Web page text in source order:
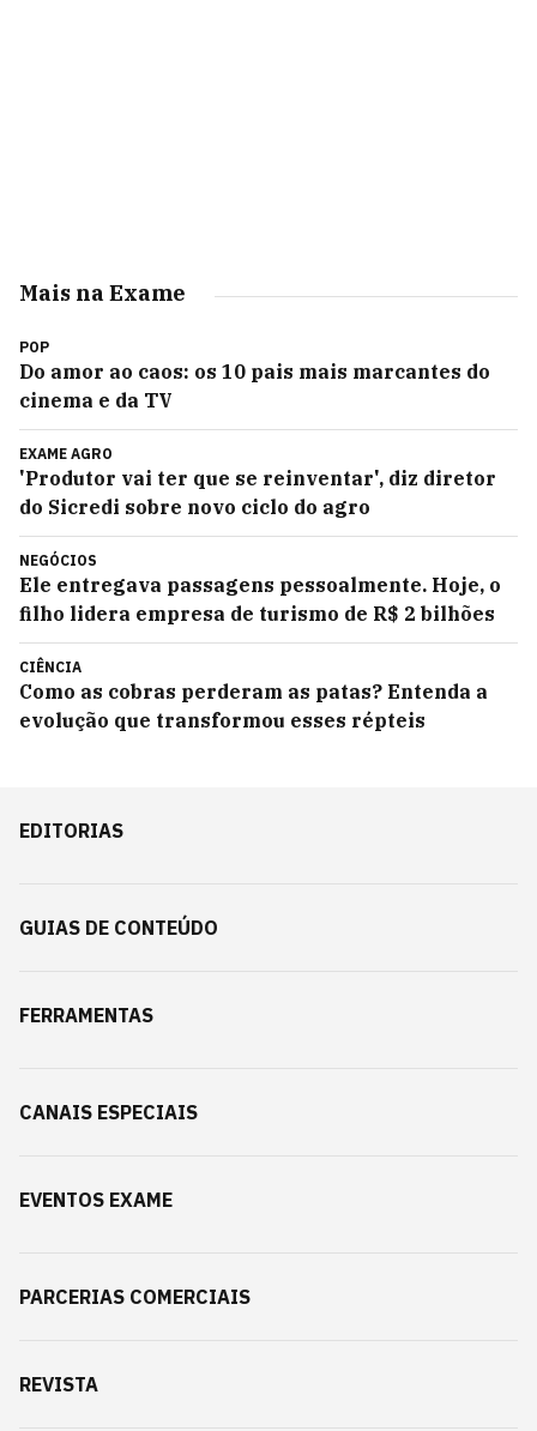
Mais na Exame
POP
Do amor ao caos: os 10 pais mais marcantes do
cinema e da TV
EXAME AGRO
'Produtor vai ter que se reinventar', diz diretor
do Sicredi sobre novo ciclo do agro
NEGÓCIOS
Ele entregava passagens pessoalmente. Hoje, o
filho lidera empresa de turismo de R$ 2 bilhões
CIÊNCIA
Como as cobras perderam as patas? Entenda a
evolução que transformou esses répteis
EDITORIAS
GUIAS DE CONTEÚDO
FERRAMENTAS
CANAIS ESPECIAIS
EVENTOS EXAME
PARCERIAS COMERCIAIS
REVISTA